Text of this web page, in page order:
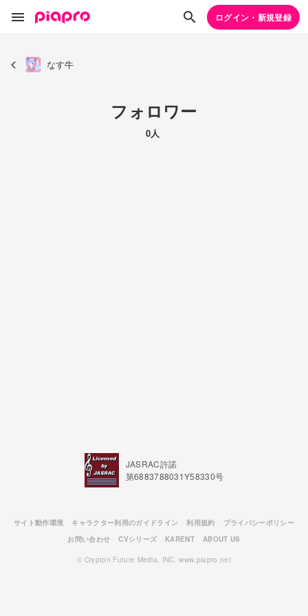
ログイン・新規登録
なす牛
フォロワー
0人
JASRAC許諾
第6883788031Y58330号
サイト動作環境 キャラクター利用のガイドライン 利用規約
プライバシーポリシー
お問い合わせ
CVシリーズ KARENT ABOUT US
© Crypton Future Media, INC. www.piapro.net